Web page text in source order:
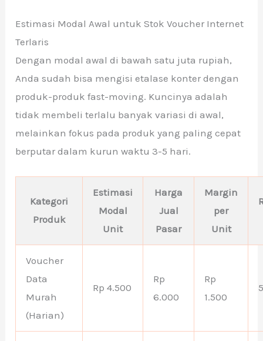
Estimasi Modal Awal untuk Stok Voucher Internet
Terlaris
Dengan modal awal di bawah satu juta rupiah,
Anda sudah bisa mengisi etalase konter dengan
produk-produk fast-moving. Kuncinya adalah
tidak membeli terlalu banyak variasi di awal,
melainkan fokus pada produk yang paling cepat
berputar dalam kurun waktu 3-5 hari.
Kategori
Produk
Estimasi
Modal
Unit
Harga
Jual
Pasar
Margin
per
Unit
Voucher
Data
Murah
(Harian)
Rp 4.500
Rp
6.000
Rp
1.500